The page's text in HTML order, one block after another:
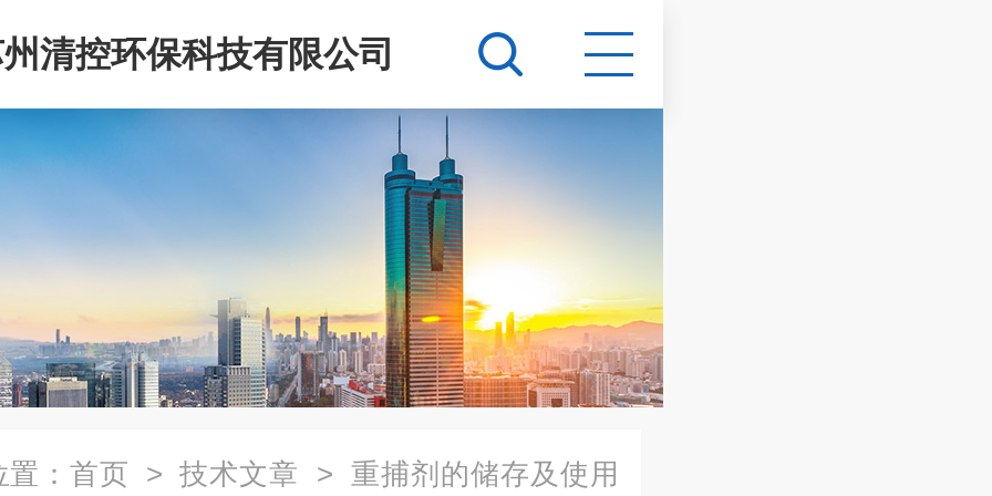
清控环保科技有限公司
： 首页 > 技术文章 > 重捕剂的储存及使用